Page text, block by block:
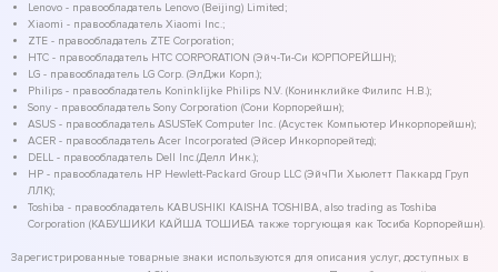
Lenovo - правообладатель Lenovo (Beijing) Limited;
Xiaomi - правообладатель Xiaomi Inc.;
ZTE - правообладатель ZTE Corporation;
HTC - правообладатель HTC CORPORATION (Эйч-Ти-Си КОРПОРЕЙШН);
LG - правообладатель LG Corp. (ЭлДжи Корп.);
Philips - правообладатель Koninklijke Philips N.V. (Конинклийке Филипс Н.В.);
Sony - правообладатель Sony Corporation (Сони Корпорейшн);
ASUS - правообладатель ASUSTeK Computer Inc. (Асустек Компьютер Инкорпорейшн);
ACER - правообладатель Acer Incorporated (Эйсер Инкорпорейтед);
DELL - правообладатель Dell Inc.(Делл Инк.);
HP - правообладатель HP Hewlett-Packard Group LLC (ЭйчПи Хьюлетт Паккард Груп
ЛЛК);
Toshiba - правообладатель KABUSHIKI KAISHA TOSHIBA, also trading as Toshiba
Corporation (КАБУШИКИ КАЙША ТОШИБА также торгующая как Тосиба Корпорейшн).
Зарегистрированные товарные знаки используются для описания услуг, доступных в